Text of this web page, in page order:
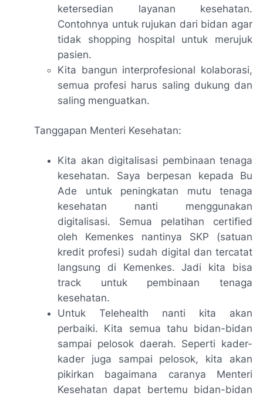
ketersedian layanan kesehatan.
Contohnya untuk rujukan dari bidan agar
tidak shopping hospital untuk merujuk
pasien.
Kita bangun interprofesional kolaborasi,
semua profesi harus saling dukung dan
saling menguatkan.
Tanggapan Menteri Kesehatan:
Kita akan digitalisasi pembinaan tenaga
kesehatan. Saya berpesan kepada Bu
Ade untuk peningkatan mutu tenaga
kesehatan nanti menggunakan
digitalisasi. Semua pelatihan certified
oleh Kemenkes nantinya SKP (satuan
kredit profesi) sudah digital dan tercatat
langsung di Kemenkes. Jadi kita bisa
track untuk pembinaan tenaga
kesehatan.
Untuk Telehealth nanti kita akan
perbaiki. Kita semua tahu bidan-bidan
sampai pelosok daerah. Seperti kader-
kader juga sampai pelosok, kita akan
pikirkan bagaimana caranya Menteri
Kesehatan dapat bertemu bidan-bidan